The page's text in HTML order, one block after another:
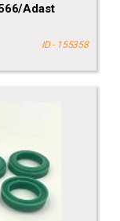
Adast
ID - 155358